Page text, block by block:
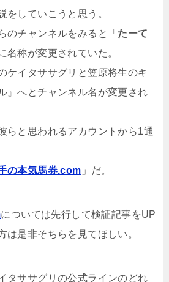
をしていこうと思う。
のチャンネルをみると「 たーて
名称が変更されていた。
ケイタササグリと笠原将生のキ
』へとチャンネル名が変更され
らと思われるアカウントから1通
の本気馬券.com 」だ。
については先行して検証記事をUP
は是非そちらを見てほしい。
タササグリの公式ラインのどれ